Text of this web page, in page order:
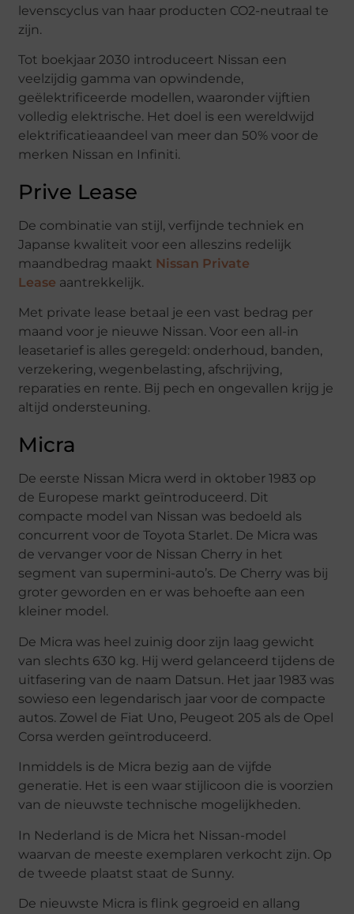
levenscyclus van haar producten CO2-neutraal te
zijn.
Tot boekjaar 2030 introduceert Nissan een
veelzijdig gamma van opwindende,
geëlektrificeerde modellen, waaronder vijftien
volledig elektrische. Het doel is een wereldwijd
elektrificatieaandeel van meer dan 50% voor de
merken Nissan en Infiniti.
Prive Lease
De combinatie van stijl, verfijnde techniek en
Japanse kwaliteit voor een alleszins redelijk
maandbedrag maakt Nissan Private
Lease aantrekkelijk.
Met private lease betaal je een vast bedrag per
maand voor je nieuwe Nissan. Voor een all-in
leasetarief is alles geregeld: onderhoud, banden,
verzekering, wegenbelasting, afschrijving,
reparaties en rente. Bij pech en ongevallen krijg je
altijd ondersteuning.
Micra
De eerste Nissan Micra werd in oktober 1983 op
de Europese markt geïntroduceerd. Dit
compacte model van Nissan was bedoeld als
concurrent voor de Toyota Starlet. De Micra was
de vervanger voor de Nissan Cherry in het
segment van supermini-auto’s. De Cherry was bij
groter geworden en er was behoefte aan een
kleiner model.
De Micra was heel zuinig door zijn laag gewicht
van slechts 630 kg. Hij werd gelanceerd tijdens de
uitfasering van de naam Datsun. Het jaar 1983 was
sowieso een legendarisch jaar voor de compacte
autos. Zowel de Fiat Uno, Peugeot 205 als de Opel
Corsa werden geïntroduceerd.
Inmiddels is de Micra bezig aan de vijfde
generatie. Het is een waar stijlicoon die is voorzien
van de nieuwste technische mogelijkheden.
In Nederland is de Micra het Nissan-model
waarvan de meeste exemplaren verkocht zijn. Op
de tweede plaatst staat de Sunny.
De nieuwste Micra is flink gegroeid en allang